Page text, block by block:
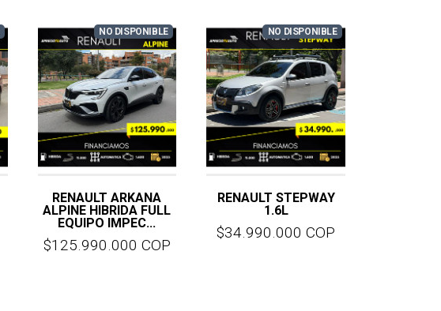
NO DISPONIBLE
RENAULT ARKANA
ALPINE HIBRIDA FULL
EQUIPO IMPEC...
$125.990.000 COP
NO DISPONIBLE
RENAULT STEPWAY
1.6L
$34.990.000 COP